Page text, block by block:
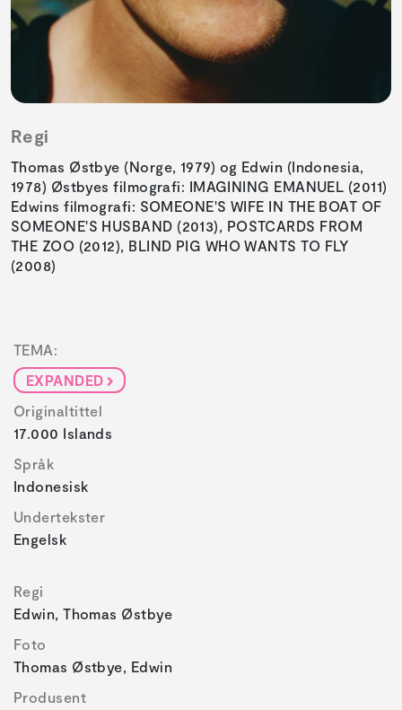
Regi
Thomas Østbye (Norge, 1979) og Edwin (Indonesia,
1978) Østbyes filmografi: IMAGINING EMANUEL (2011)
Edwins filmografi: SOMEONE'S WIFE IN THE BOAT OF
SOMEONE'S HUSBAND (2013), POSTCARDS FROM
THE ZOO (2012), BLIND PIG WHO WANTS TO FLY
(2008)
TEMA:
EXPANDED
Originaltittel
17.000 Islands
Språk
Indonesisk
Undertekster
Engelsk
Regi
Edwin, Thomas Østbye
Foto
Thomas Østbye, Edwin
Produsent